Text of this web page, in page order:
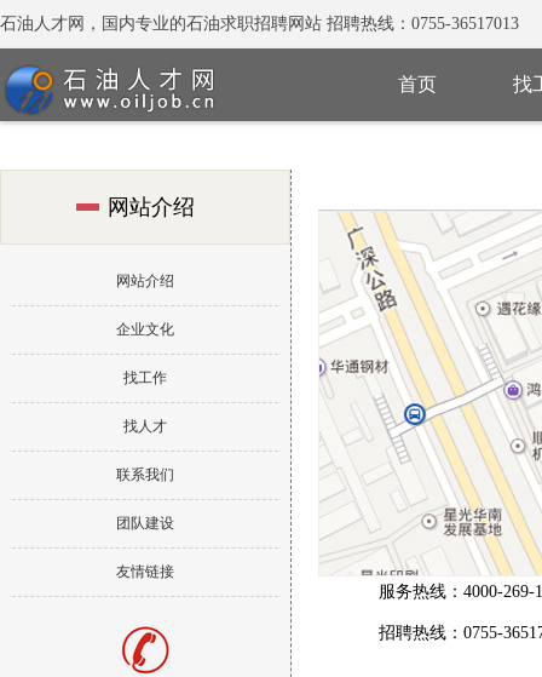
石油人才网，国内专业的石油求职招聘网站 招聘热线：0755-36517013
首页 找
网站介绍
网站介绍
企业文化
找工作
找人才
联系我们
团队建设
友情链接
服务热线：4000-269-
招聘热线：0755-